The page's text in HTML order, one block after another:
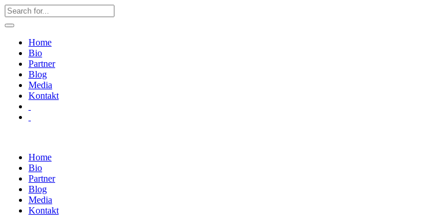
Home
Bio
Partner
Blog
Media
Kontakt
Home
Bio
Partner
Blog
Media
Kontakt